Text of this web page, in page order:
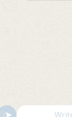
"+chaty_settings.lang.emoji_picker+"